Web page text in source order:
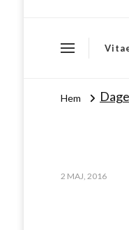
Hem
2 MAJ, 2016